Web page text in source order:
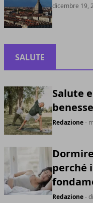
dicembre 19,
SALUTE
Salute
Redazione-
perché
Redazione-